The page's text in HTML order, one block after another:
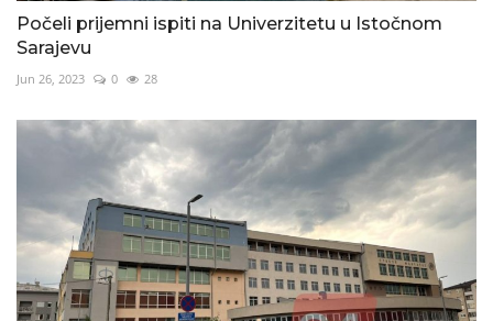
Počeli prijemni ispiti na Univerzitetu u Istočnom
Sarajevu
Jun 26, 2023 0 28